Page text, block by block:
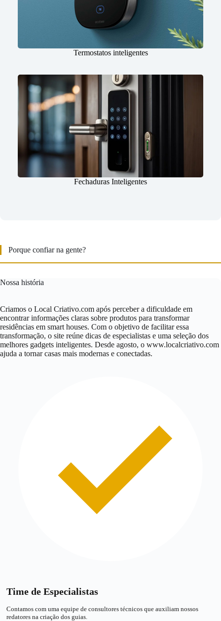
Termostatos inteligentes
Fechaduras Inteligentes
Porque confiar na gente?
Nossa história
Criamos o Local Criativo.com após perceber a dificuldade em
encontrar informações claras sobre produtos para transformar
residências em smart houses. Com o objetivo de facilitar essa
transformação, o site reúne dicas de especialistas e uma seleção dos
melhores gadgets inteligentes. Desde agosto, o www.localcriativo.com
ajuda a tornar casas mais modernas e conectadas.
Time de Especialistas
Contamos com uma equipe de consultores técnicos que auxiliam nossos
redatores na criação dos guias.